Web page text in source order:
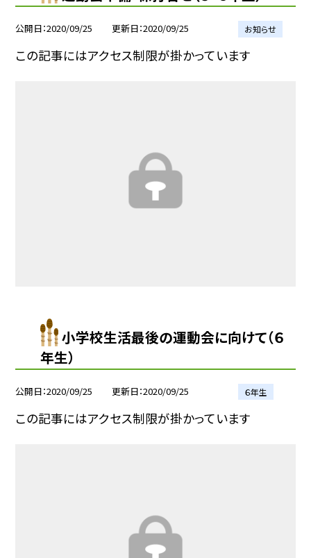
公開日 2020/09/25 更新日 2020/09/25 お知らせ
この記事にはアクセス制限が掛かっています
小学校生活最後の運動会に向けて（６
年生）
公開日 2020/09/25 更新日 2020/09/25 ６年生
この記事にはアクセス制限が掛かっています